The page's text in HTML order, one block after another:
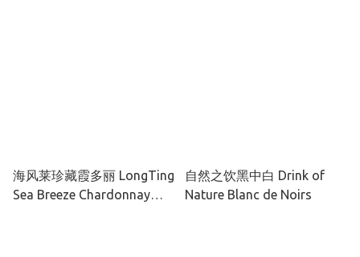
海风莱珍藏霞多丽 LongTing
Sea Breeze Chardonnay
自然之饮黑中白 Drink of
Nature Blanc de Noirs